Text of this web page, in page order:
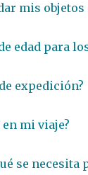
mis objetos
edad para
expedición?
mi viaje?
se necesita